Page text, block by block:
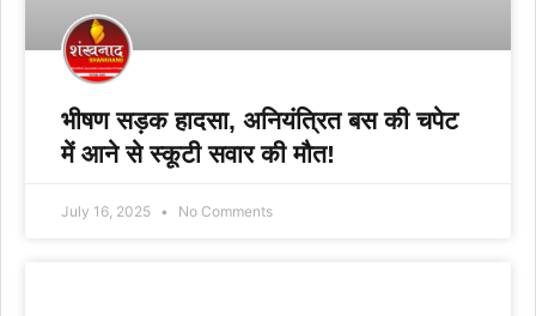
भीषण सड़क हादसा, अनियंत्रित बस की चपेट
में आने से स्कूटी सवार की मौत!
July 16, 2025 No Comments